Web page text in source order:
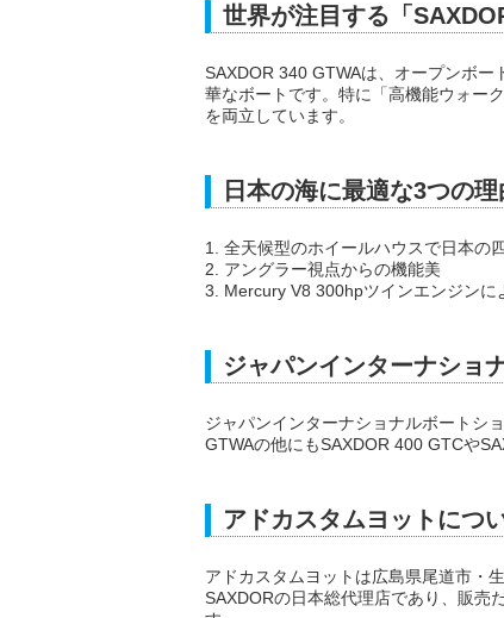
世界が注目する「
SAXDOR 340 GTWAは、オープンボ
華なボートです。特に「高機能ウォー
を両立しています。
日本の海に最適な3つの理
1. 全天候型のホイールハウスで日本の
2. アングラー視点からの機能美
3. Mercury V8 300hpツインエンジンに
ジャパンインターナショ
ジャパンインターナショナルボートシ
GTWAの他にもSAXDOR 400 GTCや
アドカスタムヨットにつ
アドカスタムヨットは広島県尾道市・
SAXDORの日本総代理店であり、販売